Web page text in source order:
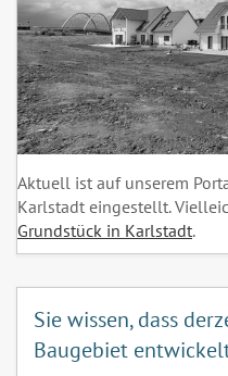
Aktuell ist auf unserem
Karlstadt eingestellt.
Grundstück in Karlstadt.
Sie wissen, dass
Baugebiet